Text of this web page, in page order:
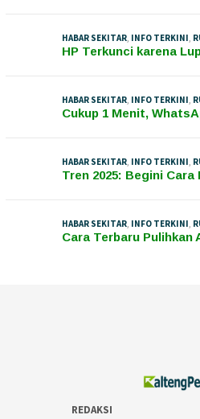
HABAR SEKITAR, INFO TERKINI,
HP Terkunci karena
HABAR SEKITAR, INFO TERKINI,
Cukup 1 Menit,
HABAR SEKITAR, INFO TERKINI,
Tren 2025: Begini
HABAR SEKITAR, INFO TERKINI,
Cara Terbaru
REDAKSI